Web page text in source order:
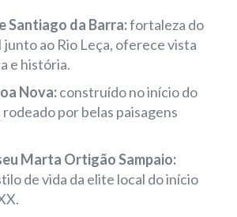
Santiago da Barra:fortaleza do
junto ao Rio Leça, oferece vista
e história.
Nova:construído no início do
rodeado por belas paisagens
Marta Ortigão Sampaio:
de vida da elite local do início